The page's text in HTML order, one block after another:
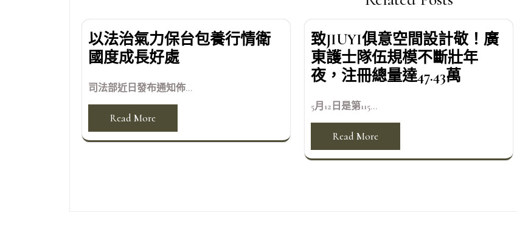
以法治氣力保台包養行情衛
國度成長好處
司法部近日發布通知佈...
Read More
致JIUYI俱意空間設計敬！廣
東護士隊伍規模不斷壯年
夜，注冊總量達47.43萬
5月12日是第115...
Read More